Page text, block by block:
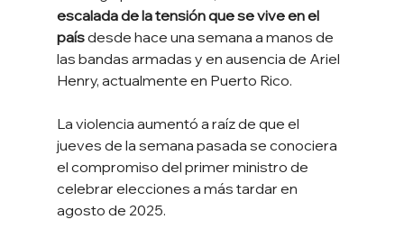
escalada de la tensión que se vive en el
país desde hace una semana a manos de
las bandas armadas y en ausencia de Ariel
Henry, actualmente en Puerto Rico.
La violencia aumentó a raíz de que el
jueves de la semana pasada se conociera
el compromiso del primer ministro de
celebrar elecciones a más tardar en
agosto de 2025.